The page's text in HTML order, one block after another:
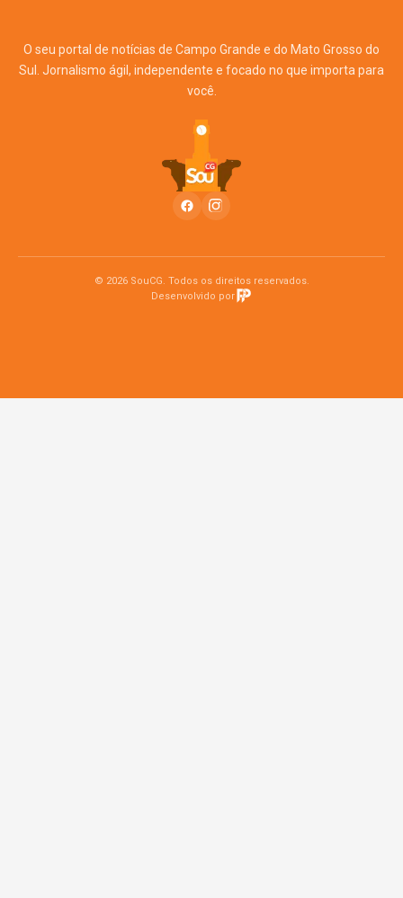
O seu portal de notícias de Campo Grande e do Mato Grosso do
Sul. Jornalismo ágil, independente e focado no que importa para
você.
© 2026 SouCG. Todos os direitos reservados.
Desenvolvido por